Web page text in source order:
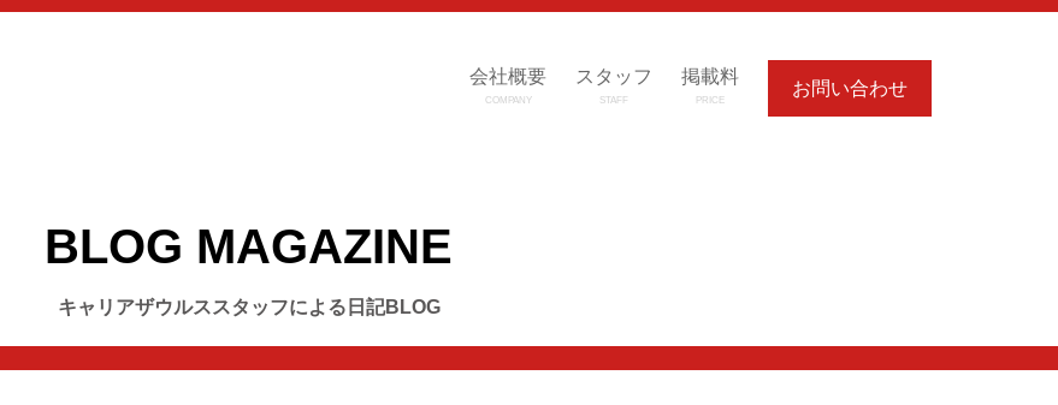
会社概要
COMPANY
スタッフ
STAFF
掲載料
PRICE
お問い合わせ
BLOG MAGAZINE
キャリアザウルススタッフによる日記BLOG